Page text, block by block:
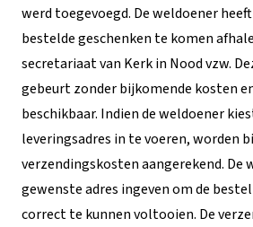
werd toegevoegd. De weldoener
bestelde geschenken te komen
secretariaat van Kerk in Nood vzw.
gebeurt zonder bijkomende kosten
beschikbaar. Indien de weldoener
leveringsadres in te voeren, worden
verzendingskosten aangerekend.
gewenste adres ingeven om de
correct te kunnen voltooien. De